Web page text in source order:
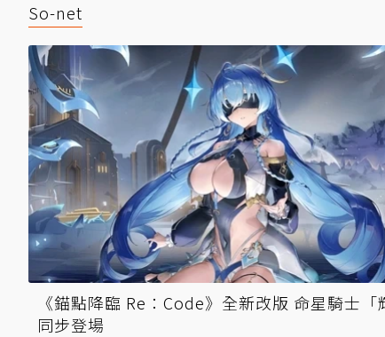
So-net
《錨點降臨 Re：Code》全新改版 命星騎士「
同步登場